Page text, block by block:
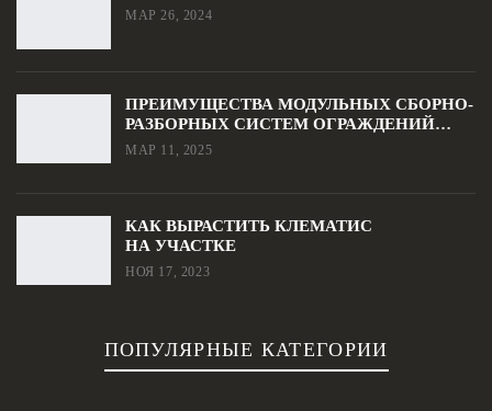
МАР 26, 2024
ПРЕИМУЩЕСТВА МОДУЛЬНЫХ СБОРНО-
РАЗБОРНЫХ СИСТЕМ ОГРАЖДЕНИЙ…
МАР 11, 2025
КАК ВЫРАСТИТЬ КЛЕМАТИС
НА УЧАСТКЕ
НОЯ 17, 2023
ПОПУЛЯРНЫЕ КАТЕГОРИИ